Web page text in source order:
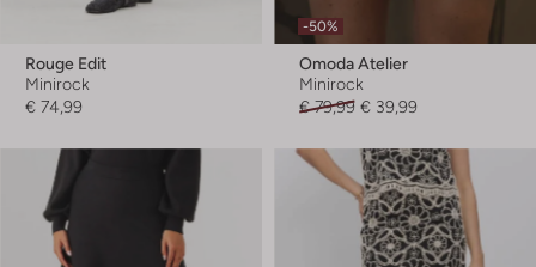
Rouge Edit
Minirock
€ 74,99
-50%
Omoda Atelier
Minirock
€ 79,99 € 39,99